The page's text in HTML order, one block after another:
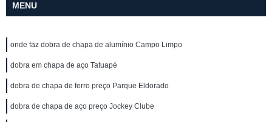
MENU
onde faz dobra de chapa de alumínio Campo Limpo
dobra em chapa de aço Tatuapé
dobra de chapa de ferro preço Parque Eldorado
dobra de chapa de aço preço Jockey Clube